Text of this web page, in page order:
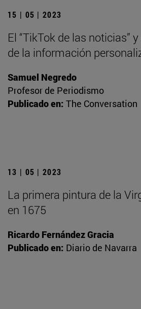
15 | 05 | 2023
El “TikTok de las noticias”
de la información
Samuel Negredo
Profesor de Periodismo
Publicado en: The Conversation
13 | 05 | 2023
La primera pintura de la
en 1675
Ricardo Fernández Gracia
Publicado en: Diario de Navarra